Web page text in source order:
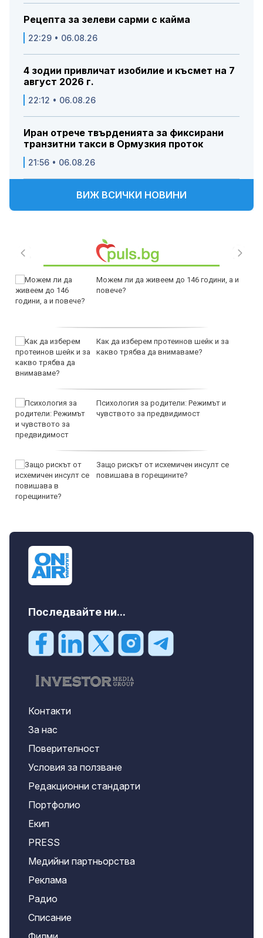
Рецепта за зелеви сарми с кайма
22:29 • 06.08.26
4 зодии привличат изобилие и късмет на 7
август 2026 г.
22:12 • 06.08.26
Иран отрече твърденията за фиксирани
транзитни такси в Ормузкия проток
21:56 • 06.08.26
ВИЖ ВСИЧКИ НОВИНИ
Можем ли да живеем до 146 години, а и
повече?
Как да изберем протеинов шейк и за
какво трябва да внимаваме?
Психология за родители: Режимът и
чувството за предвидимост
Защо рискът от исхемичен инсулт се
повишава в горещините?
Последвайте ни...
Контакти
За нас
Поверителност
Условия за ползване
Редакционни стандарти
Портфолио
Екип
PRESS
Медийни партньорства
Реклама
Радио
Списание